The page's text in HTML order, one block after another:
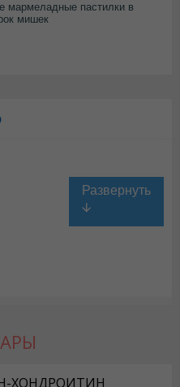
мармеладные пастилки в
мишек
ХОНДРОИТИН